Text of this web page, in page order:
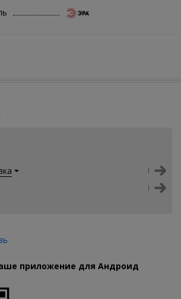
приложение для Андроид